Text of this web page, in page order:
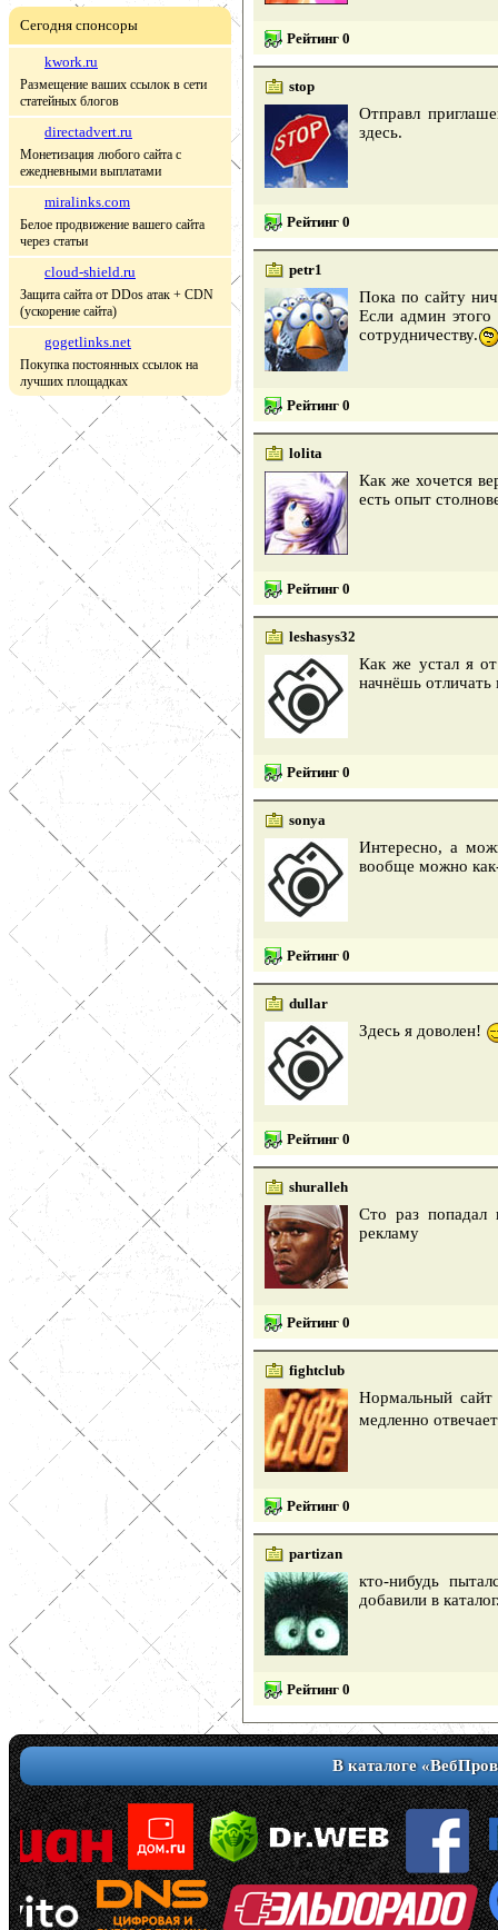
Сегодня спонсоры
kwork.ru
Размещение ваших ссылок в сети
статейных блогов
directadvert.ru
Монетизация любого сайта с
ежедневными выплатами
miralinks.com
Белое продвижение вашего сайта
через статьи
cloud-shield.ru
Защита сайта от DDos атак + CDN
(ускорение сайта)
gogetlinks.net
Покупка постоянных ссылок на
лучших площадках
Рейтинг 0
stop
Отправл
здесь.
Рейтинг 0
petr1
Пока по сайту
Если админ
сотрудничеству.
Рейтинг 0
lolita
Как же хочется
есть опыт
Рейтинг 0
leshasys32
Как же устал я
начнёшь
Рейтинг 0
sonya
Интересно, а
вообще можно
Рейтинг 0
dullar
Здесь я доволен!
Рейтинг 0
shuralleh
Сто раз попадал
рекламу
Рейтинг 0
fightclub
Нормальный
медленно
Рейтинг 0
partizan
кто-нибудь
добавили в
Рейтинг 0
В каталоге